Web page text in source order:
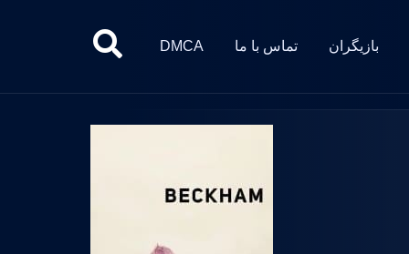
بازیگران تماس با ما DMCA